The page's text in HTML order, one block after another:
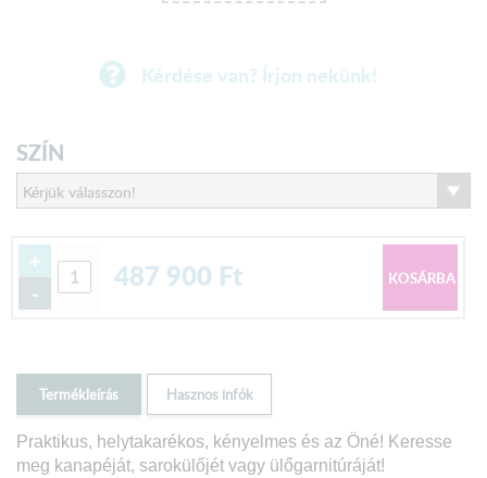
Kérdése van? Írjon nekünk!
SZÍN
+
-
487 900 Ft
Termékleírás Hasznos infók
Praktikus, helytakarékos, kényelmes és az Öné! Keresse
meg kanapéját, sarokülőjét vagy ülőgarnitúráját!